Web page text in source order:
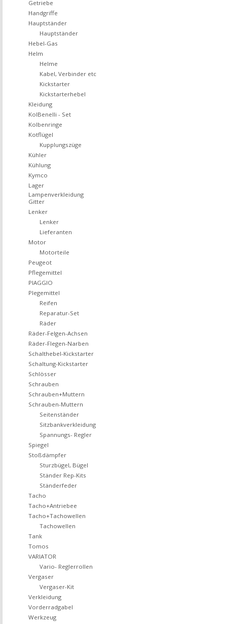
Getriebe
Handgriffe
Hauptständer
Hauptständer
Hebel-Gas
Helm
Helme
Kabel, Verbinder etc
Kickstarter
Kickstarterhebel
Kleidung
KolBenelli - Set
Kolbenringe
Kotflügel
Kupplungszüge
Kühler
Kühlung
Kymco
Lager
Lampenverkleidung
Gitter
Lenker
Lenker
Lieferanten
Motor
Motorteile
Peugeot
Pflegemittel
PIAGGIO
Plegemittel
Reifen
Reparatur-Set
Räder
Räder-Felgen-Achsen
Räder-Flegen-Narben
Schalthebel-Kickstarter
Schaltung-Kickstarter
Schlösser
Schrauben
Schrauben+Muttern
Schrauben-Muttern
Seitenständer
Sitzbankverkleidung
Spannungs- Regler
Spiegel
Stoßdämpfer
Sturzbügel, Bügel
Ständer Rep-Kits
Ständerfeder
Tacho
Tacho+Antriebee
Tacho+Tachowellen
Tachowellen
Tank
Tomos
VARIATOR
Vario- Reglerrollen
Vergaser
Vergaser-Kit
Verkleidung
Vorderradgabel
Werkzeug